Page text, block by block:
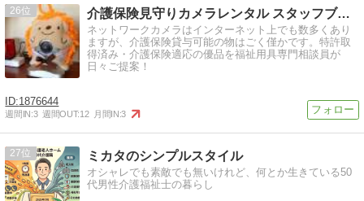
26 介護保険見守りカメラレンタル スタッフブログ
ネットワークカメラはインターネット上でも数多くあり
ますが、介護保険貸与可能の物はごく僅かです。特許取
得済み・介護保険適応の優品を福祉用具専門相談員が
日々ご提案！
1876644
週間IN:3 週間OUT:12 月間IN:3
27 ミカタのシンプルスタイル
オシャレでも素敵でも無いけれど、何とか生きている50
代男性介護福祉士の暮らし